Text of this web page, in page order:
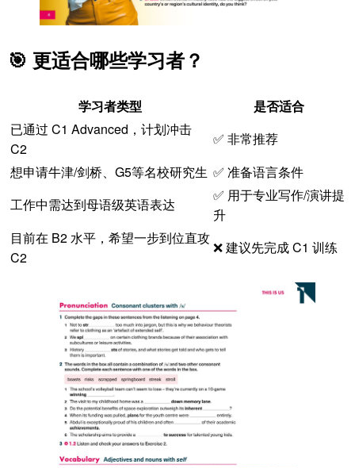
🎯 更适合哪些学习者？
学习者类型
是否适合
已通过 C1 Advanced，计划冲击
C2
✅ 非常推荐
想申请牛津/剑桥、G5等名校研究生 ✅ 准备语言条件
工作中需达到母语级英语表达
✅ 用于专业写作/演讲提
升
目前在 B2 水平，希望一步到位直攻
C2
❌ 建议先完成 C1 训练